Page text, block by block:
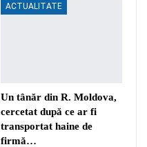
ACTUALITATE
Un tânăr din R. Moldova,
cercetat după ce ar fi
transportat haine de
firmă…